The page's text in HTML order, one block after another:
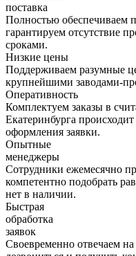
поставка
Полностью обеспечиваем
гарантируем отсутствие
сроками.
Низкие цены
Поддерживаем разумные
крупнейшими заводами-
Оперативность
Комплектуем заказы в
Екатеринбурга
оформления заявки.
Опытные
менеджеры
Сотрудники ежемесячно
компетентно подобрать
нет в наличии.
Быстрая
обработка
заявок
Своевременно отвечаем